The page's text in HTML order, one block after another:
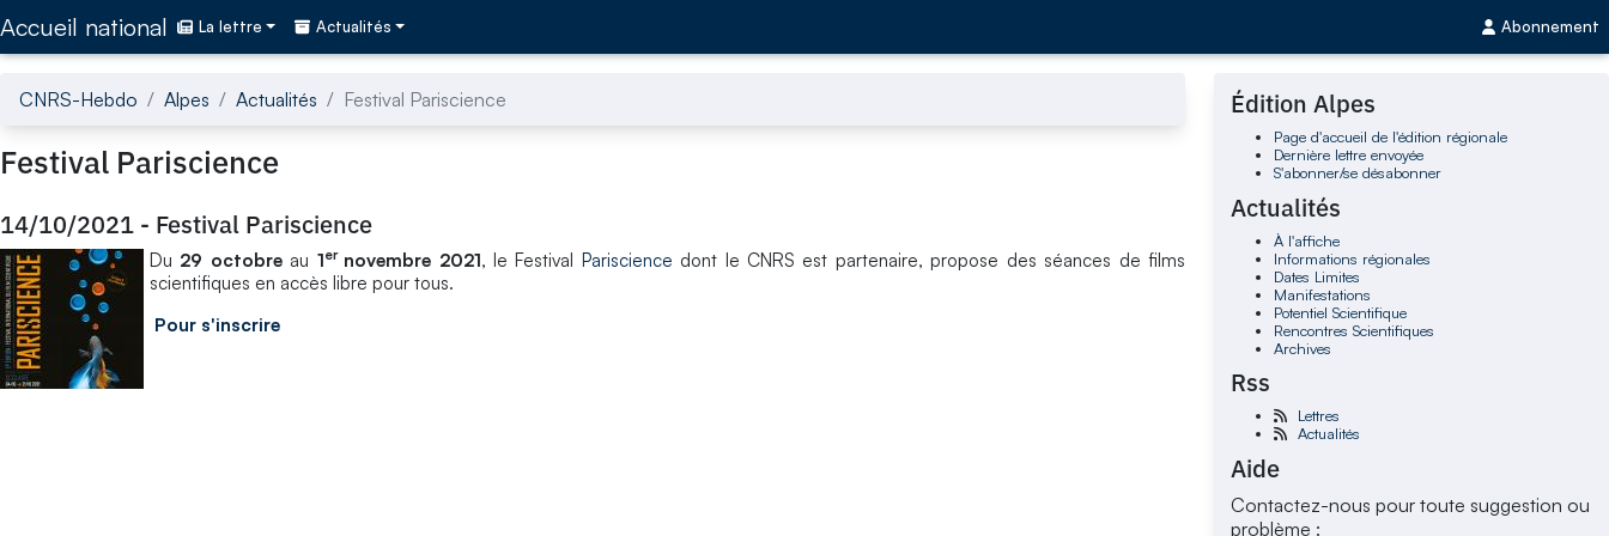
Accueil national La lettre Actualités Abonnement
CNRS-Hebdo Alpes Actualités Festival Pariscience
Festival Pariscience
14/10/2021 - Festival Pariscience
Du 29 octobreau 1er novembre 2021, le Festival Pariscience dont le CNRS est partenaire, propose des séances de films
scientifiques en accès libre pour tous.
Pour s'inscrire
Édition Alpes
Page d'accueil de l'édition régionale
Dernière lettre envoyée
S'abonner/se désabonner
Actualités
À l'affiche
Informations régionales
Dates Limites
Manifestations
Potentiel Scientifique
Rencontres Scientifiques
Archives
Rss
Lettres
Actualités
Aide
Contactez-nous pour toute suggestion ou
problème :